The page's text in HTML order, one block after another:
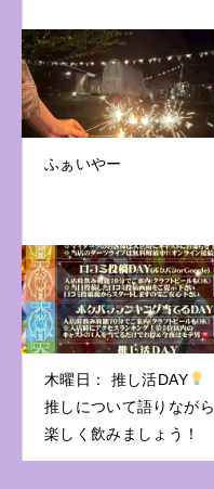
ふぁいやー
木曜日： 推し活DAY
推しについて語りながら
楽しく飲みましょう！